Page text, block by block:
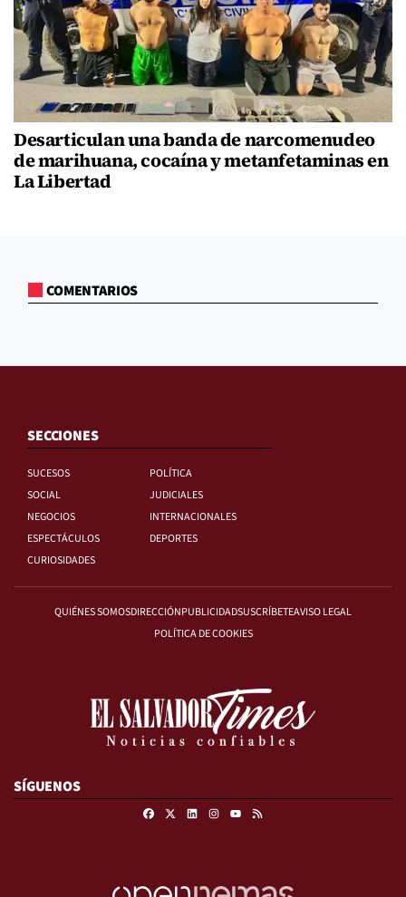
Desarticulan una banda de narcomenudeo
de marihuana, cocaína y metanfetaminas en
La Libertad
COMENTARIOS
SECCIONES
SUCESOS
POLÍTICA
SOCIAL
JUDICIALES
NEGOCIOS
INTERNACIONALES
ESPECTÁCULOS
DEPORTES
CURIOSIDADES
QUIÉNES SOMOSDIRECCIÓNPUBLICIDADSUSCRÍBETEAVISO LEGAL
POLÍTICA DE COOKIES
SÍGUENOS
FacebookLinkedinInstagram